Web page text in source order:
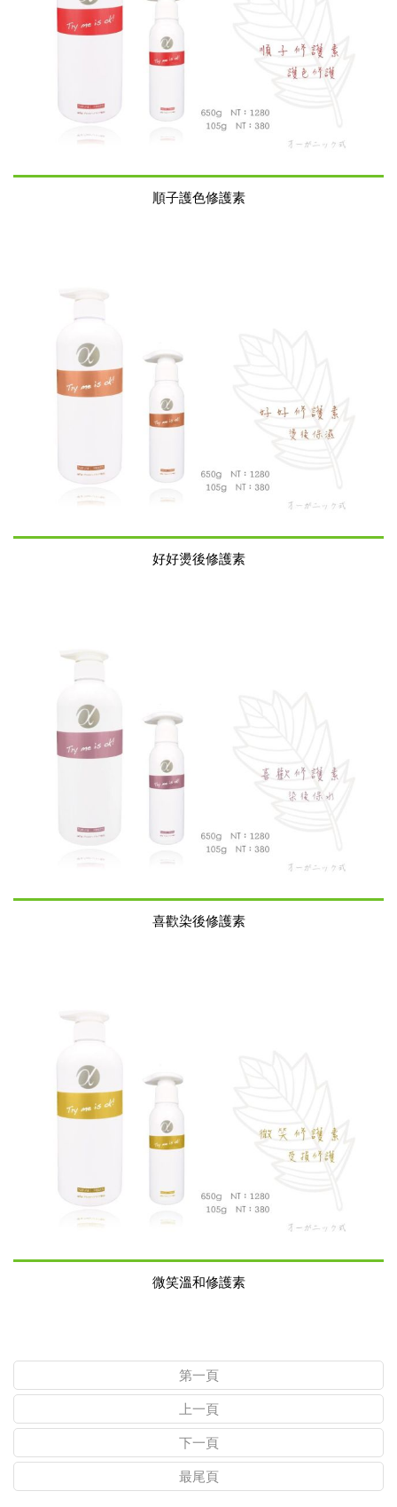
順子護色修護素
好好燙後修護素
喜歡染後修護素
微笑溫和修護素
第一頁
上一頁
下一頁
最尾頁